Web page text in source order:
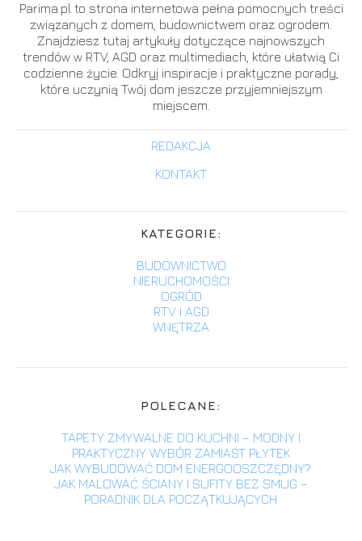
Parima.pl to strona internetowa pełna pomocnych treści
związanych z domem, budownictwem oraz ogrodem.
Znajdziesz tutaj artykuły dotyczące najnowszych
trendów w RTV, AGD oraz multimediach, które ułatwią Ci
codzienne życie. Odkryj inspiracje i praktyczne porady,
które uczynią Twój dom jeszcze przyjemniejszym
miejscem.
REDAKCJA
KONTAKT
KATEGORIE:
BUDOWNICTWO
NIERUCHOMOŚCI
OGRÓD
RTV I AGD
WNĘTRZA
POLECANE:
TAPETY ZMYWALNE DO KUCHNI – MODNY I
PRAKTYCZNY WYBÓR ZAMIAST PŁYTEK
JAK WYBUDOWAĆ DOM ENERGOOSZCZĘDNY?
JAK MALOWAĆ ŚCIANY I SUFITY BEZ SMUG –
PORADNIK DLA POCZĄTKUJĄCYCH